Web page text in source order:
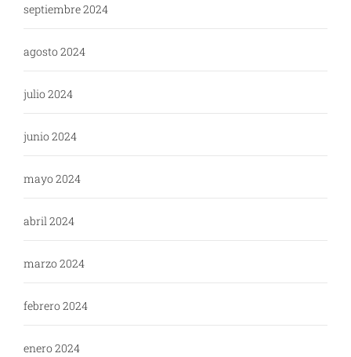
septiembre 2024
agosto 2024
julio 2024
junio 2024
mayo 2024
abril 2024
marzo 2024
febrero 2024
enero 2024